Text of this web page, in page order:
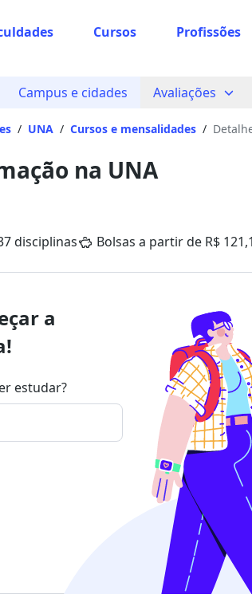
Cursos Profissões
Campus e cidades Avaliações
/ UNA / Cursos e mensalidades /
na UNA
disciplinas Bolsas a partir de R$
a
estudar?